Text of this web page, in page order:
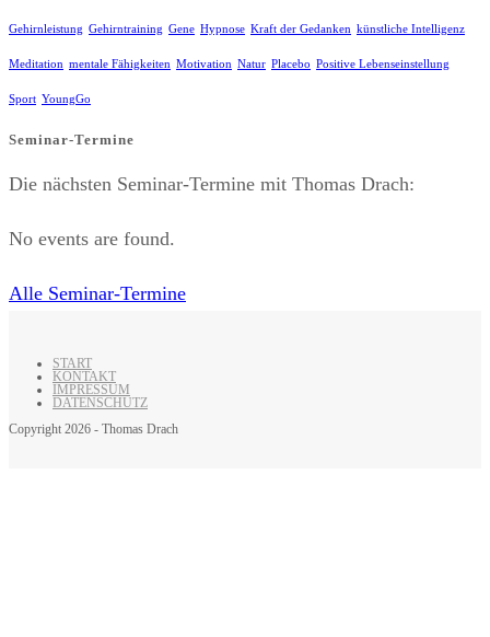
Gehirnleistung Gehirntraining Gene Hypnose Kraft der Gedanken künstliche Intelligenz
Meditation mentale Fähigkeiten Motivation Natur Placebo Positive Lebenseinstellung
Sport YoungGo
Seminar-Termine
Die nächsten Seminar-Termine mit Thomas Drach:
No events are found.
Alle Seminar-Termine
START
KONTAKT
IMPRESSUM
DATENSCHUTZ
Copyright 2026 - Thomas Drach